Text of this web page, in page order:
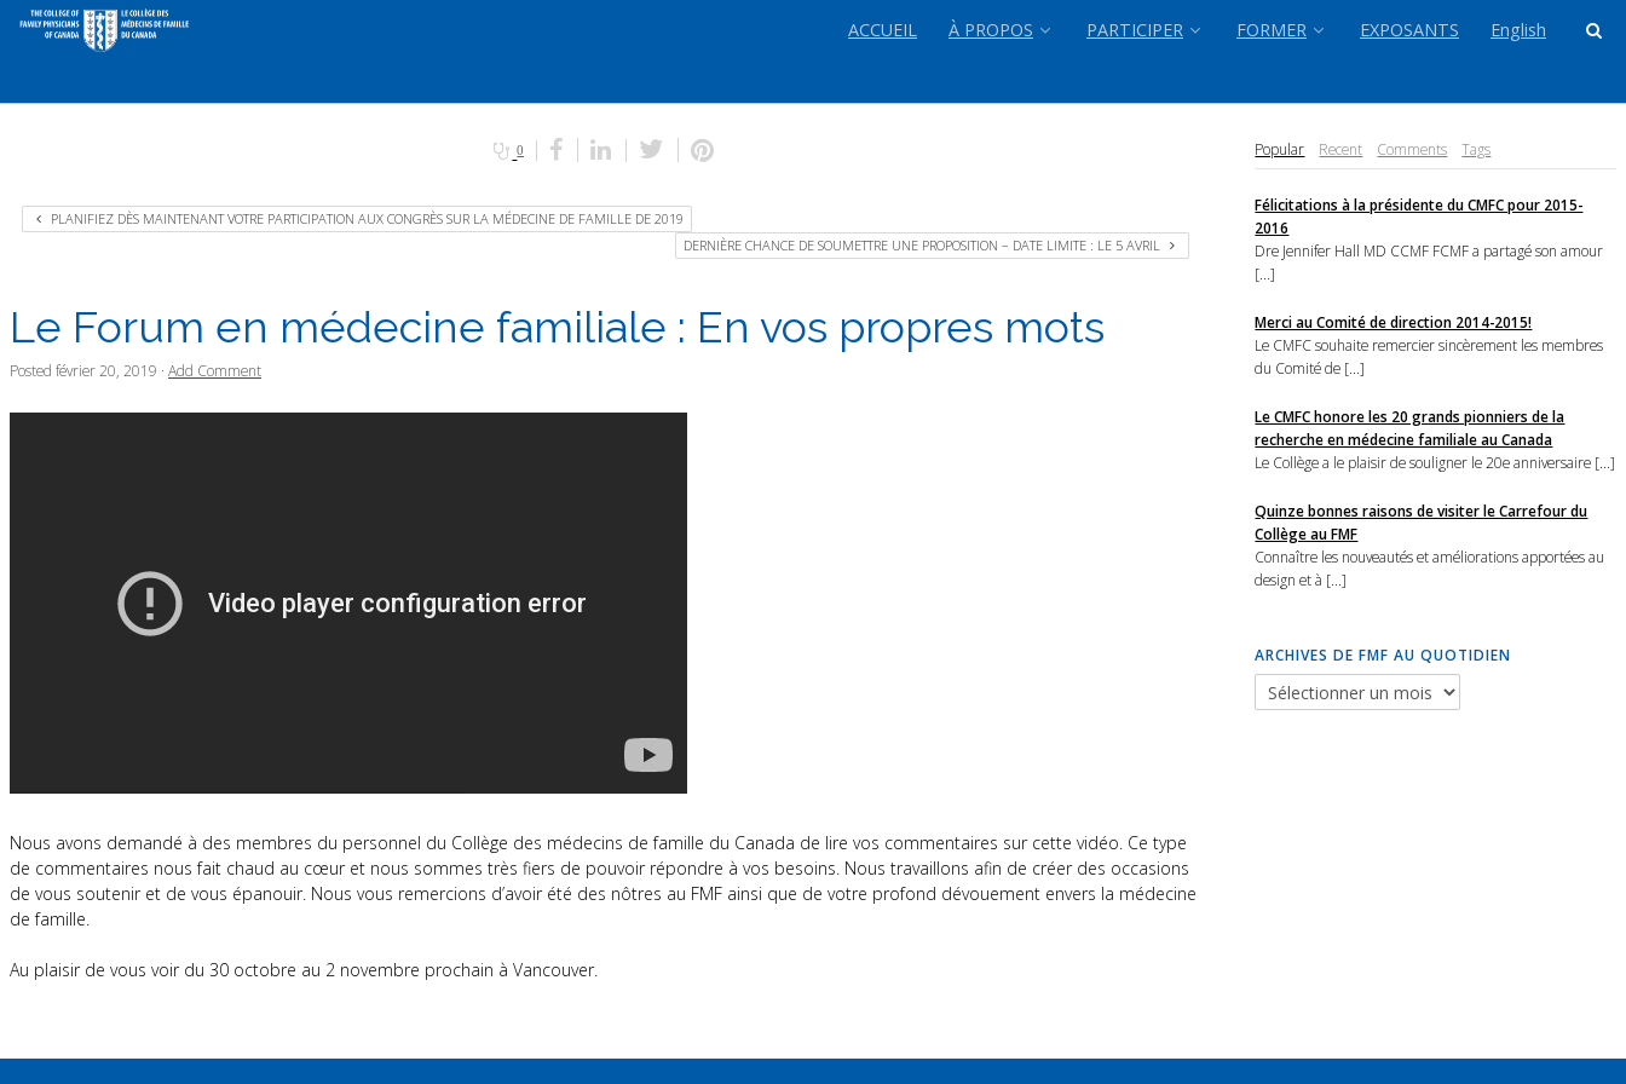
ACCUEIL À PROPOS PARTICIPER FORMER EXPOSANTS English
0
PLANIFIEZ DÈS MAINTENANT VOTRE PARTICIPATION AUX CONGRÈS SUR LA MÉDECINE DE FAMILLE DE 2019
DERNIÈRE CHANCE DE SOUMETTRE UNE PROPOSITION – DATE LIMITE : LE 5 AVRIL
Le Forum en médecine familiale : En vos propres mots
Posted février 20, 2019 · Add Comment
Nous avons demandé à des membres du personnel du Collège des médecins de famille du Canada de lire vos commentaires sur cette vidéo. Ce type
de commentaires nous fait chaud au cœur et nous sommes très fiers de pouvoir répondre à vos besoins. Nous travaillons afin de créer des occasions
de vous soutenir et de vous épanouir. Nous vous remercions d’avoir été des nôtres au FMF ainsi que de votre profond dévouement envers la médecine
de famille.
Au plaisir de vous voir du 30 octobre au 2 novembre prochain à Vancouver.
Popular Recent Comments Tags
Félicitations à la présidente du CMFC pour 2015-
2016
Dre Jennifer Hall MD CCMF FCMF a partagé son amour
[...]
Merci au Comité de direction 2014-2015!
Le CMFC souhaite remercier sincèrement les membres
du Comité de [...]
Le CMFC honore les 20 grands pionniers de la
recherche en médecine familiale au Canada
Le Collège a le plaisir de souligner le 20e anniversaire [...]
Quinze bonnes raisons de visiter le Carrefour du
Collège au FMF
Connaître les nouveautés et améliorations apportées au
design et à [...]
ARCHIVES DE FMF AU QUOTIDIEN